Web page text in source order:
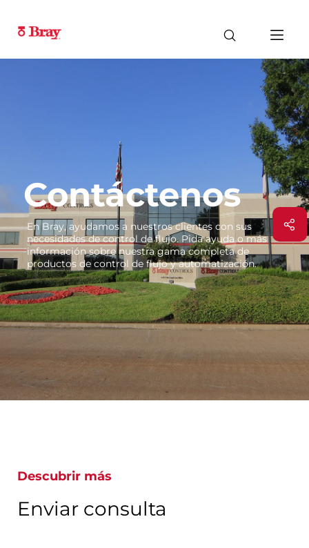
Contáctenos
En Bray, ayudamos a nuestros clientes con sus
necesidades de control de flujo. Pida ayuda o más
información sobre nuestra gama completa de
productos de control de flujo y automatización.
Descubrir más
Enviar consulta